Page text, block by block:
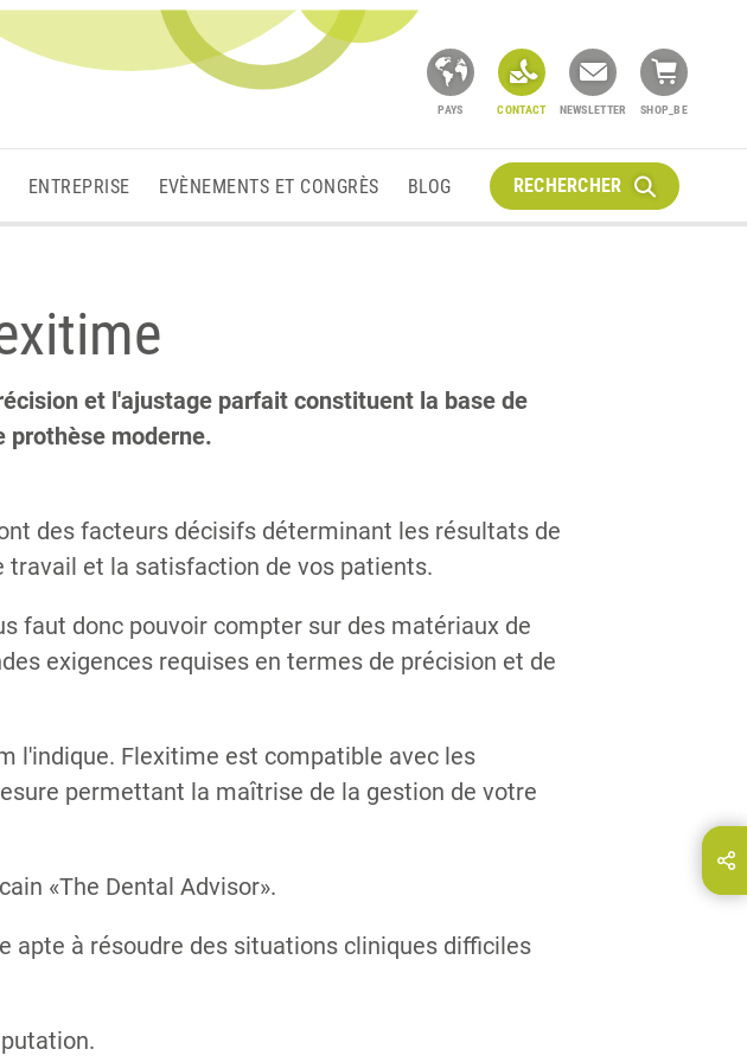
PAYS CONTACT NEWSLETTER SHOP_BE
ENTREPRISE EVÈNEMENTS ET CONGRÈS BLOG RECHERCHER
et l'ajustage parfait constituent la base de
prothèse moderne.
des facteurs décisifs déterminant les résultats de
travail et la satisfaction de vos patients.
faut donc pouvoir compter sur des matériaux de
exigences requises en termes de précision et de
l'indique. Flexitime est compatible avec les
permettant la maîtrise de la gestion de votre
«The Dental Advisor».
à résoudre des situations cliniques difficiles